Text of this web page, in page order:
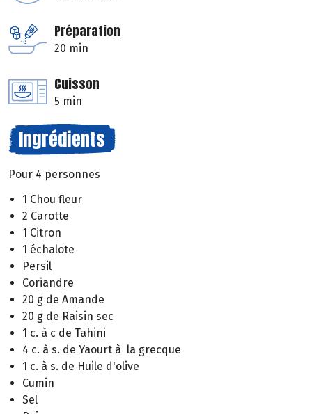
Préparation
20 min
Cuisson
5 min
Ingrédients
Pour 4 personnes
1 Chou fleur
2 Carotte
1 Citron
1 échalote
Persil
Coriandre
20 g de Amande
20 g de Raisin sec
1 c. à c de Tahini
4 c. à s. de Yaourt à la grecque
1 c. à s. de Huile d'olive
Cumin
Sel